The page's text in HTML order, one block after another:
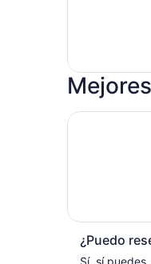
Sheraton
¿Puedo